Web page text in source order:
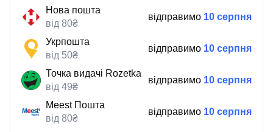
Нова пошта
від 80₴
відправимо 10 серпня
Укрпошта
від 50₴
відправимо 10 серпня
Точка видачі Rozetka
від 49₴
відправимо 10 серпня
Meest Пошта
від 80₴
відправимо 10 серпня